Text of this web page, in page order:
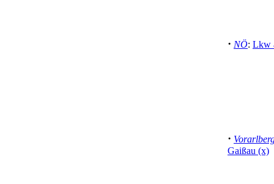
· NÖ: Lkw
·
Gaißau (x)